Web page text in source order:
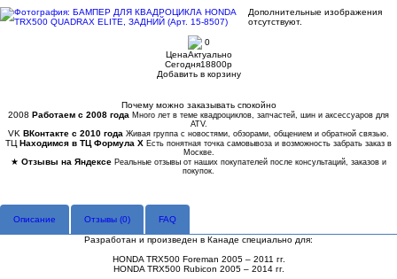
Дополнительные изображения
отсутствуют.
0
ЦенаАктуально
Сегодня18800p
Добавить в корзину
Почему можно заказывать спокойно
2008 Работаем с 2008 года Много лет в теме квадроциклов, запчастей, шин и аксессуаров для
ATV.
VK ВКонтакте с 2010 года Живая группа с новостями, обзорами, общением и обратной связью.
ТЦ Находимся в ТЦ Формула Х Есть понятная точка самовывоза и возможность забрать заказ в
Москве.
★ Отзывы на Яндексе Реальные отзывы от наших покупателей после консультаций, заказов и
покупок.
Описание Отзывы (0) FAQ
Разработан и произведен в Канаде специально для:
HONDA TRX500 Foreman 2005 – 2011 гг.
HONDA TRX500 Rubicon 2005 – 2014 гг.